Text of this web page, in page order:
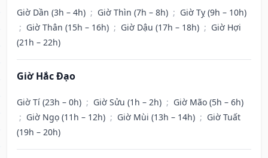
Giờ Dần (3h – 4h) ; Giờ Thìn (7h – 8h) ; Giờ Tỵ (9h – 10h)
; Giờ Thân (15h – 16h) ; Giờ Dậu (17h – 18h) ; Giờ Hợi
(21h – 22h)
Giờ Hắc Đạo
Giờ Tí (23h – 0h) ; Giờ Sửu (1h – 2h) ; Giờ Mão (5h – 6h)
; Giờ Ngọ (11h – 12h) ; Giờ Mùi (13h – 14h) ; Giờ Tuất
(19h – 20h)